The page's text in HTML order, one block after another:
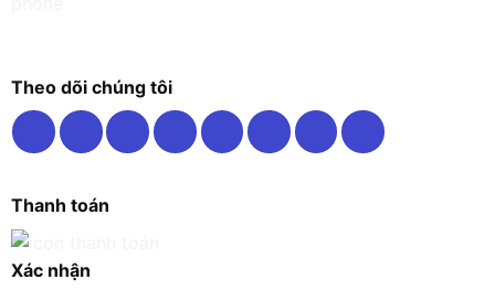
Theo dõi chúng tôi
Thanh toán
Xác nhận